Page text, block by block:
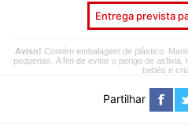
Entrega prevista
Aviso! Contém embalagem de plástico.
pequenas. A fim de evitar o perigo de
bebés e
Partilhar